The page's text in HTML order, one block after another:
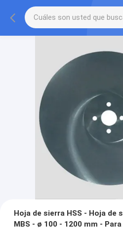
Hoja de sierra HSS - Hoja de
MBS - ø 100 - 1200 mm -